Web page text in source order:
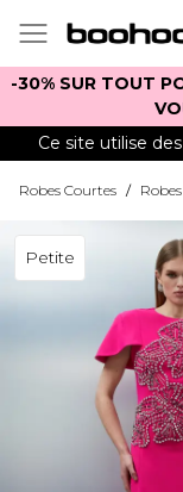
-30% SUR TOUT
Ce site utilise
Robes Courtes /
Petite